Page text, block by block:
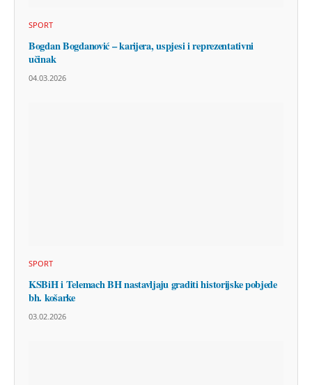
SPORT
Bogdan Bogdanović – karijera, uspjesi i reprezentativni
učinak
04.03.2026
SPORT
KSBiH i Telemach BH nastavljaju graditi historijske pobjede
bh. košarke
03.02.2026